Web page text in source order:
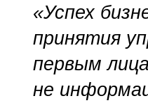
«Успех
принятия
первым
не